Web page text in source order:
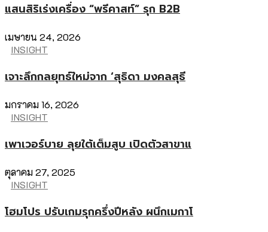
แสนสิริเร่งเครื่อง “พรีคาสท์” รุก B2B
เมษายน 24, 2026
INSIGHT
เจาะลึกกลยุทธ์ใหม่จาก ‘สุธิดา มงคลสุธี
มกราคม 16, 2026
INSIGHT
เพาเวอร์บาย ลุยใต้เต็มสูบ เปิดตัวสาขาแ
ตุลาคม 27, 2025
INSIGHT
โฮมโปร ปรับเกมรุกครึ่งปีหลัง ผนึกเมกาโ